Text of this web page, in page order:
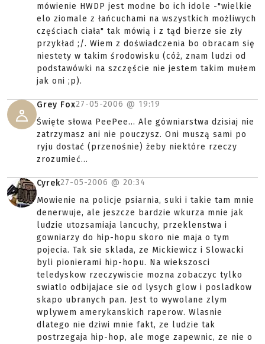
mówienie HWDP jest modne bo ich idole -"wielkie
elo ziomale z łańcuchami na wszystkich możliwych
częściach ciała" tak mówią i z tąd bierze sie zły
przykład ;/. Wiem z doświadczenia bo obracam się
niestety w takim środowisku (cóż, znam ludzi od
podstawówki na szczęście nie jestem takim mułem
jak oni ;p).
Grey Fox27-05-2006 @ 19:19
Święte słowa PeePee... Ale gówniarstwa dzisiaj nie
zatrzymasz ani nie pouczysz. Oni muszą sami po
ryju dostać (przenośnie) żeby niektóre rzeczy
zrozumieć...
Cyrek27-05-2006 @ 20:34
Mowienie na policje psiarnia, suki i takie tam mnie
denerwuje, ale jeszcze bardzie wkurza mnie jak
ludzie utozsamiaja lancuchy, przeklenstwa i
gowniarzy do hip-hopu skoro nie maja o tym
pojecia. Tak sie sklada, ze Mickiewicz i Slowacki
byli pionierami hip-hopu. Na wiekszosci
teledyskow rzeczywiscie mozna zobaczyc tylko
swiatlo odbijajace sie od lysych glow i posladkow
skapo ubranych pan. Jest to wywolane zlym
wplywem amerykanskich raperow. Wlasnie
dlatego nie dziwi mnie fakt, ze ludzie tak
postrzegaja hip-hop, ale moge zapewnic, ze nie o